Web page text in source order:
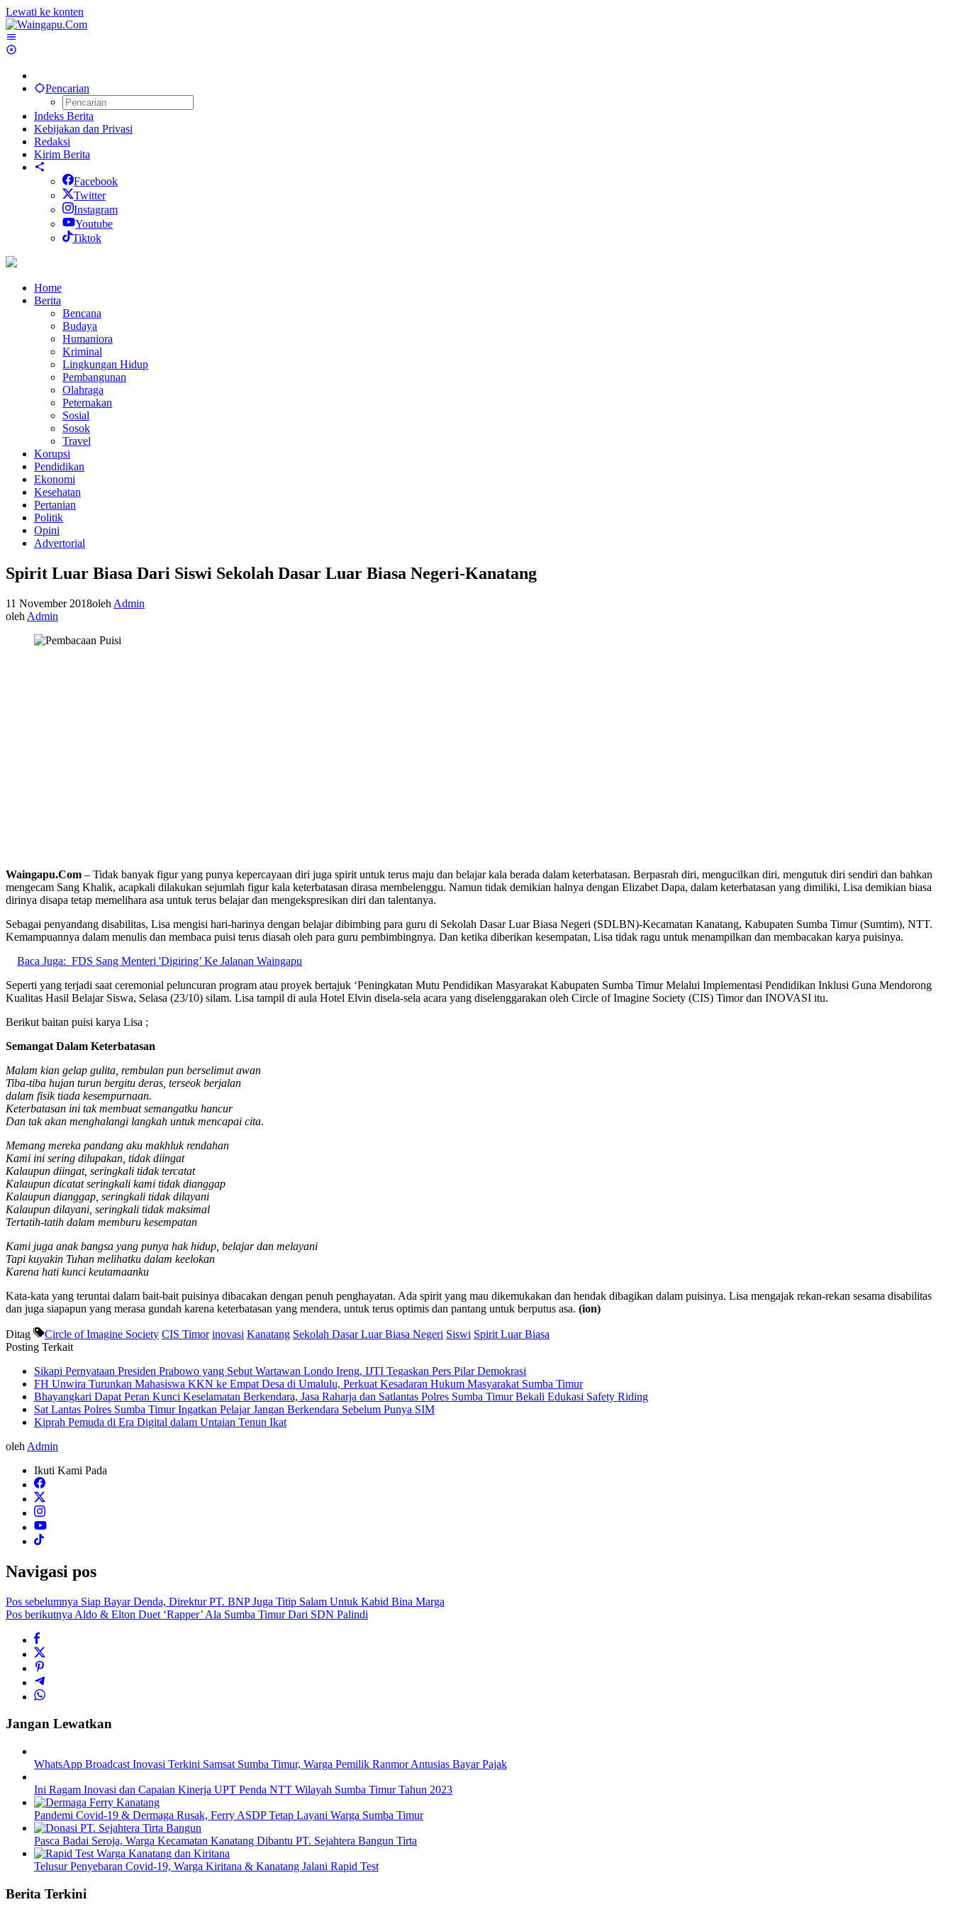
Lewati ke konten
Pencarian
Indeks Berita
Kebijakan dan Privasi
Redaksi
Kirim Berita
Facebook
Twitter
Instagram
Youtube
Tiktok
Home
Berita
Bencana
Budaya
Humaniora
Kriminal
Lingkungan Hidup
Pembangunan
Olahraga
Peternakan
Sosial
Sosok
Travel
Korupsi
Pendidikan
Ekonomi
Kesehatan
Pertanian
Politik
Opini
Advertorial
Spirit Luar Biasa Dari Siswi Sekolah Dasar Luar Biasa Negeri-Kanatang
11 November 2018oleh Admin
oleh Admin
Waingapu.Com – Tidak banyak figur yang punya kepercayaan diri juga spirit untuk terus maju dan belajar kala berada dalam keterbatasan. Berpasrah diri, mengucilkan diri, mengutuk diri sendiri dan bahkan
mengecam Sang Khalik, acapkali dilakukan sejumlah figur kala keterbatasan dirasa membelenggu. Namun tidak demikian halnya dengan Elizabet Dapa, dalam keterbatasan yang dimiliki, Lisa demikian biasa
dirinya disapa tetap memelihara asa untuk terus belajar dan mengekspresikan diri dan talentanya.
Sebagai penyandang disabilitas, Lisa mengisi hari-harinya dengan belajar dibimbing para guru di Sekolah Dasar Luar Biasa Negeri (SDLBN)-Kecamatan Kanatang, Kabupaten Sumba Timur (Sumtim), NTT.
Kemampuannya dalam menulis dan membaca puisi terus diasah oleh para guru pembimbingnya. Dan ketika diberikan kesempatan, Lisa tidak ragu untuk menampilkan dan membacakan karya puisinya.
Baca Juga: FDS Sang Menteri 'Digiring’ Ke Jalanan Waingapu
Seperti yang terjadi saat ceremonial peluncuran program atau proyek bertajuk ‘Peningkatan Mutu Pendidikan Masyarakat Kabupaten Sumba Timur Melalui Implementasi Pendidikan Inklusi Guna Mendorong
Kualitas Hasil Belajar Siswa, Selasa (23/10) silam. Lisa tampil di aula Hotel Elvin disela-sela acara yang diselenggarakan oleh Circle of Imagine Society (CIS) Timor dan INOVASI itu.
Berikut baitan puisi karya Lisa ;
Semangat Dalam Keterbatasan
Malam kian gelap gulita, rembulan pun berselimut awan
Tiba-tiba hujan turun bergitu deras, terseok berjalan
dalam fisik tiada kesempurnaan.
Keterbatasan ini tak membuat semangatku hancur
Dan tak akan menghalangi langkah untuk mencapai cita.
Memang mereka pandang aku makhluk rendahan
Kami ini sering dilupakan, tidak diingat
Kalaupun diingat, seringkali tidak tercatat
Kalaupun dicatat seringkali kami tidak dianggap
Kalaupun dianggap, seringkali tidak dilayani
Kalaupun dilayani, seringkali tidak maksimal
Tertatih-tatih dalam memburu kesempatan
Kami juga anak bangsa yang punya hak hidup, belajar dan melayani
Tapi kuyakin Tuhan melihatku dalam keelokan
Karena hati kunci keutamaanku
Kata-kata yang teruntai dalam bait-bait puisinya dibacakan dengan penuh penghayatan. Ada spirit yang mau dikemukakan dan hendak dibagikan dalam puisinya. Lisa mengajak rekan-rekan sesama disabilitas
dan juga siapapun yang merasa gundah karena keterbatasan yang mendera, untuk terus optimis dan pantang untuk berputus asa. (ion)
Ditag Circle of Imagine Society CIS Timor inovasi Kanatang Sekolah Dasar Luar Biasa Negeri Siswi Spirit Luar Biasa
Posting Terkait
Sikapi Pernyataan Presiden Prabowo yang Sebut Wartawan Londo Ireng, IJTI Tegaskan Pers Pilar Demokrasi
FH Unwira Turunkan Mahasiswa KKN ke Empat Desa di Umalulu, Perkuat Kesadaran Hukum Masyarakat Sumba Timur
Bhayangkari Dapat Peran Kunci Keselamatan Berkendara, Jasa Raharja dan Satlantas Polres Sumba Timur Bekali Edukasi Safety Riding
Sat Lantas Polres Sumba Timur Ingatkan Pelajar Jangan Berkendara Sebelum Punya SIM
Kiprah Pemuda di Era Digital dalam Untaian Tenun Ikat
oleh Admin
Ikuti Kami Pada
Navigasi pos
Pos sebelumnya Siap Bayar Denda, Direktur PT. BNP Juga Titip Salam Untuk Kabid Bina Marga
Pos berikutnya Aldo & Elton Duet ‘Rapper’ Ala Sumba Timur Dari SDN Palindi
Jangan Lewatkan
WhatsApp Broadcast Inovasi Terkini Samsat Sumba Timur, Warga Pemilik Ranmor Antusias Bayar Pajak
Ini Ragam Inovasi dan Capaian Kinerja UPT Penda NTT Wilayah Sumba Timur Tahun 2023
Pandemi Covid-19 & Dermaga Rusak, Ferry ASDP Tetap Layani Warga Sumba Timur
Pasca Badai Seroja, Warga Kecamatan Kanatang Dibantu PT. Sejahtera Bangun Tirta
Telusur Penyebaran Covid-19, Warga Kiritana & Kanatang Jalani Rapid Test
Berita Terkini